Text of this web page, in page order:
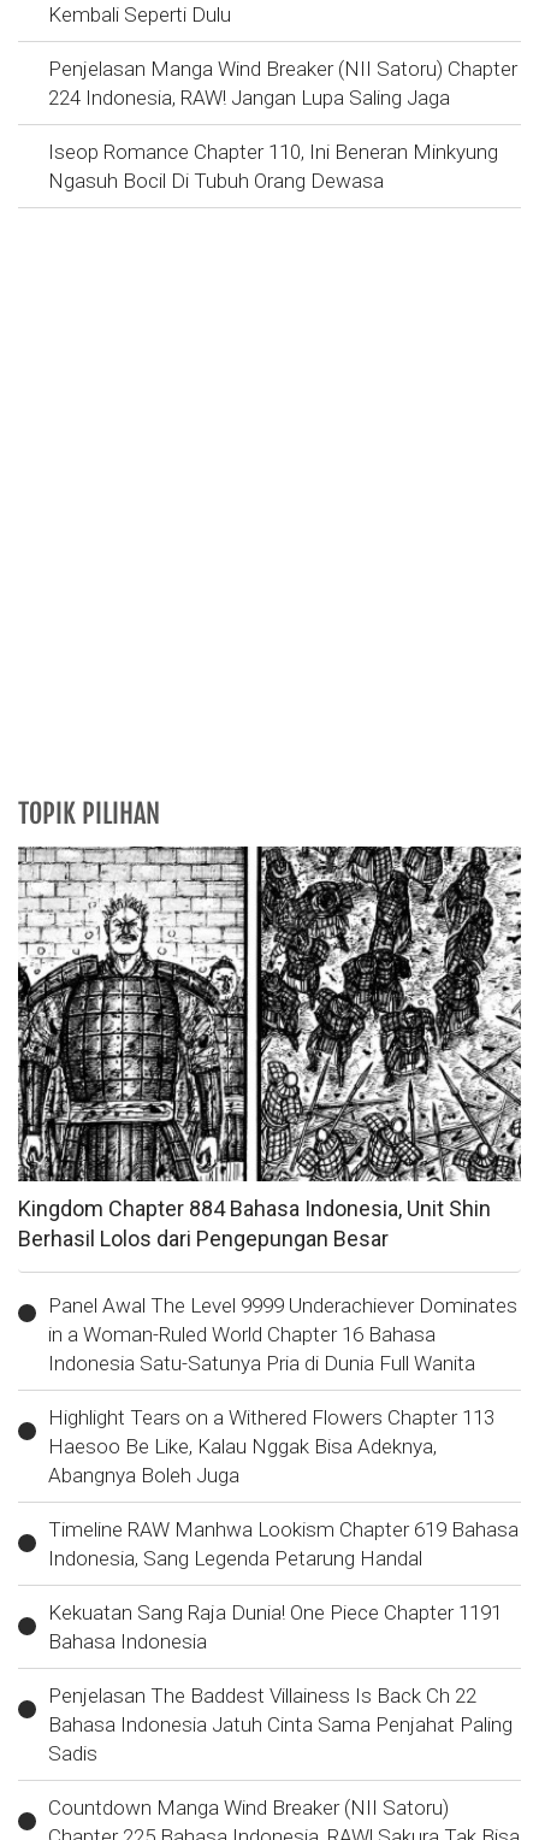
Kembali Seperti Dulu
Penjelasan Manga Wind Breaker (NII Satoru) Chapter
224 Indonesia, RAW! Jangan Lupa Saling Jaga
Iseop Romance Chapter 110, Ini Beneran Minkyung
Ngasuh Bocil Di Tubuh Orang Dewasa
TOPIK PILIHAN
Kingdom Chapter 884 Bahasa Indonesia, Unit Shin
Berhasil Lolos dari Pengepungan Besar
Panel Awal The Level 9999 Underachiever Dominates
in a Woman-Ruled World Chapter 16 Bahasa
Indonesia Satu-Satunya Pria di Dunia Full Wanita
Highlight Tears on a Withered Flowers Chapter 113
Haesoo Be Like, Kalau Nggak Bisa Adeknya,
Abangnya Boleh Juga
Timeline RAW Manhwa Lookism Chapter 619 Bahasa
Indonesia, Sang Legenda Petarung Handal
Kekuatan Sang Raja Dunia! One Piece Chapter 1191
Bahasa Indonesia
Penjelasan The Baddest Villainess Is Back Ch 22
Bahasa Indonesia Jatuh Cinta Sama Penjahat Paling
Sadis
Countdown Manga Wind Breaker (NII Satoru)